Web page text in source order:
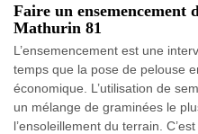
Faire un ensemencement
Mathurin 81
L’ensemencement est une
temps que la pose de pelouse
économique. L’utilisation de
un mélange de graminées le
l’ensoleillement du terrain.